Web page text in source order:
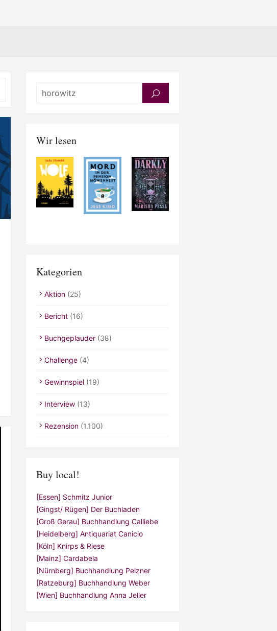
SEARCH
Wir lesen
Kategorien
Aktion (25)
Bericht (16)
Buchgeplauder (38)
Challenge (4)
Gewinnspiel (19)
Interview (13)
Rezension (1.100)
Buy local!
[Essen] Schmitz Junior
[Gingst/ Rügen] Der Buchladen
[Groß Gerau] Buchhandlung Calliebe
[Heidelberg] Antiquariat Canicio
[Köln] Knirps & Riese
[Mainz] Cardabela
[Nürnberg] Buchhandlung Pelzner
[Ratzeburg] Buchhandlung Weber
[Wien] Buchhandlung Anna Jeller